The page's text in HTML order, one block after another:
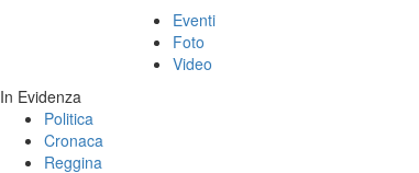
Eventi
Foto
Video
In Evidenza
Politica
Cronaca
Reggina